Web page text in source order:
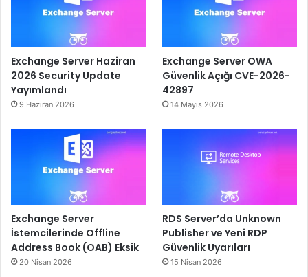
Exchange Server Haziran
2026 Security Update
Yayımlandı
9 Haziran 2026
Exchange Server OWA
Güvenlik Açığı CVE-2026-
42897
14 Mayıs 2026
Exchange Server
İstemcilerinde Offline
Address Book (OAB) Eksik
20 Nisan 2026
RDS Server’da Unknown
Publisher ve Yeni RDP
Güvenlik Uyarıları
15 Nisan 2026